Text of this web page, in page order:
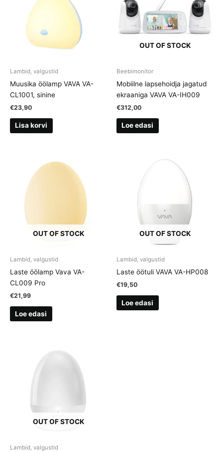
Lambid, valgustid
Muusika öölamp VAVA VA-
CL1001, sinine
€23,90
Lisa korvi
OUT OF STOCK
Beebimonitor
Mobiilne lapsehoidja jagatud
ekraaniga VAVA VA-IH009
€312,00
Loe edasi
OUT OF STOCK
Lambid, valgustid
Laste öölamp Vava VA-
CL009 Pro
€21,99
Loe edasi
OUT OF STOCK
Lambid, valgustid
Laste öötuli VAVA VA-HP008
€19,50
Loe edasi
OUT OF STOCK
Lambid, valgustid